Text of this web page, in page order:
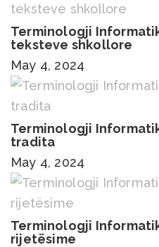
Terminologji
teksteve shkollore
May 4, 2024
Terminologji
tradita
May 4, 2024
Terminologji
rijetësime